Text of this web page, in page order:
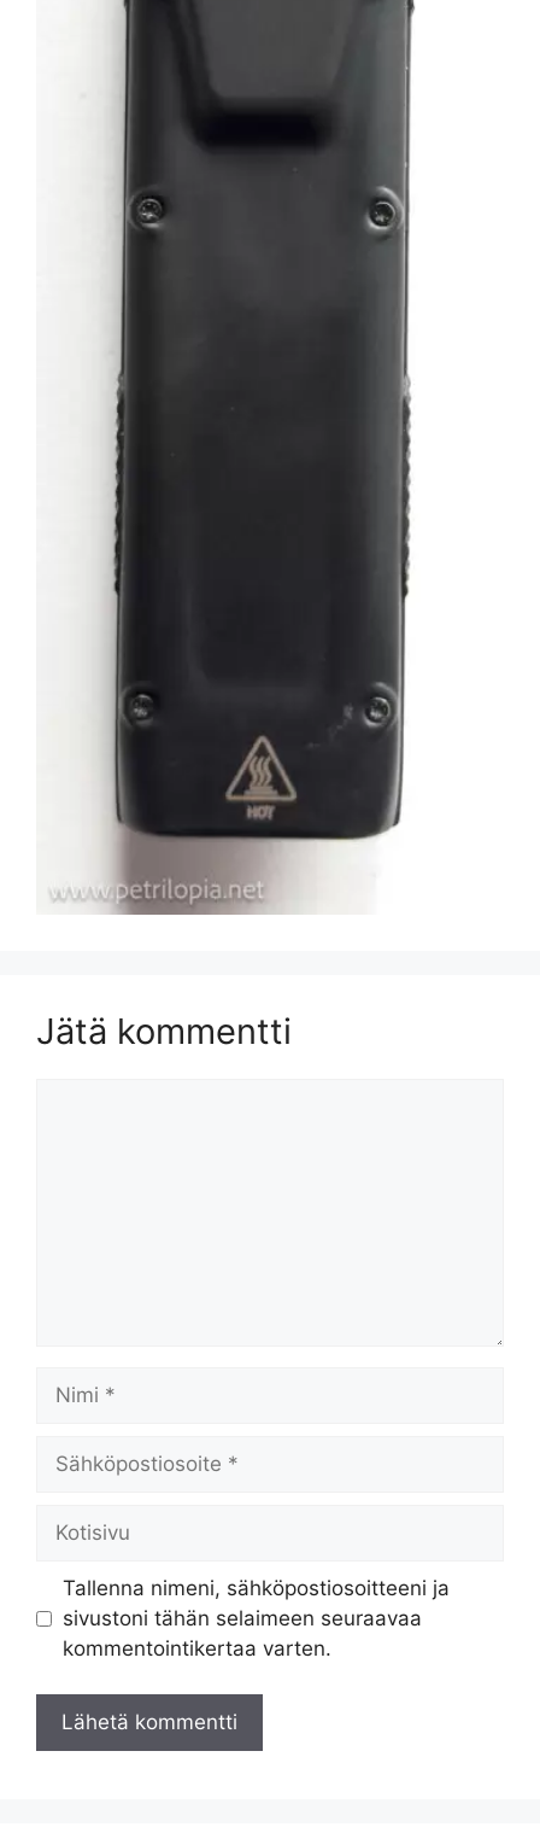
Jätä kommentti
Tallenna nimeni, sähköpostiosoitteeni ja
sivustoni tähän selaimeen seuraavaa
kommentointikertaa varten.